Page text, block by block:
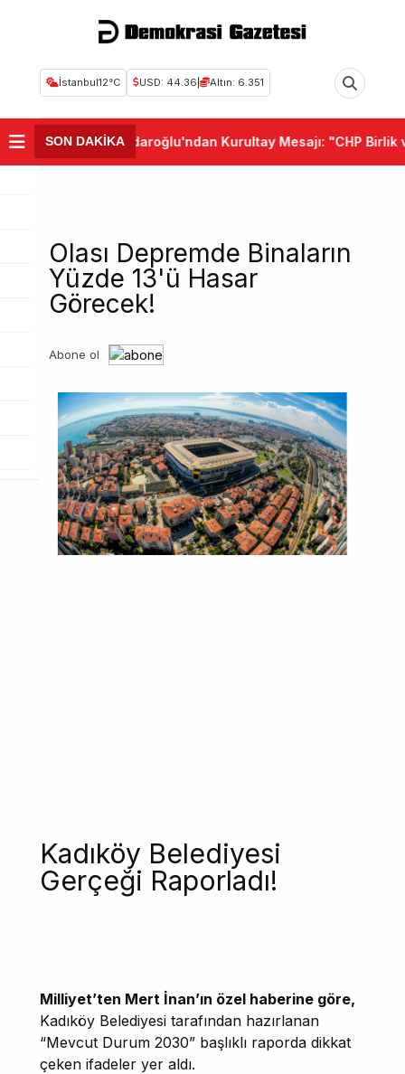
İstanbul12°C USD: 44.36 Altın: 6.351
SON DAKİKA
Kemal Kılıçdaroğlu'ndan Kurultay Mesajı: "CHP Birlik
Olası Depremde Binaların
Yüzde 13'ü Hasar
Görecek!
Abone ol
Kadıköy Belediyesi
Gerçeği Raporladı!
Milliyet’ten Mert İnan’ın özel haberine göre,
Kadıköy Belediyesi tarafından hazırlanan
“Mevcut Durum 2030” başlıklı raporda dikkat
çeken ifadeler yer aldı.